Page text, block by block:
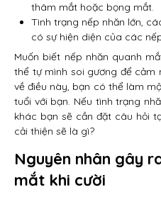
thâm mắt hoặc bọng mắt.
Tình trạng nếp nhăn lớn,
có sự hiện diện của các
Muốn biết nếp nhăn quanh
thể tự mình soi gương để cảm
về điều này, bạn có thể làm
tuổi với bạn. Nếu tình trạng
khác bạn sẽ cần đặt câu hỏi
cải thiện sẽ là gì?
Nguyên nhân gây
mắt khi cười